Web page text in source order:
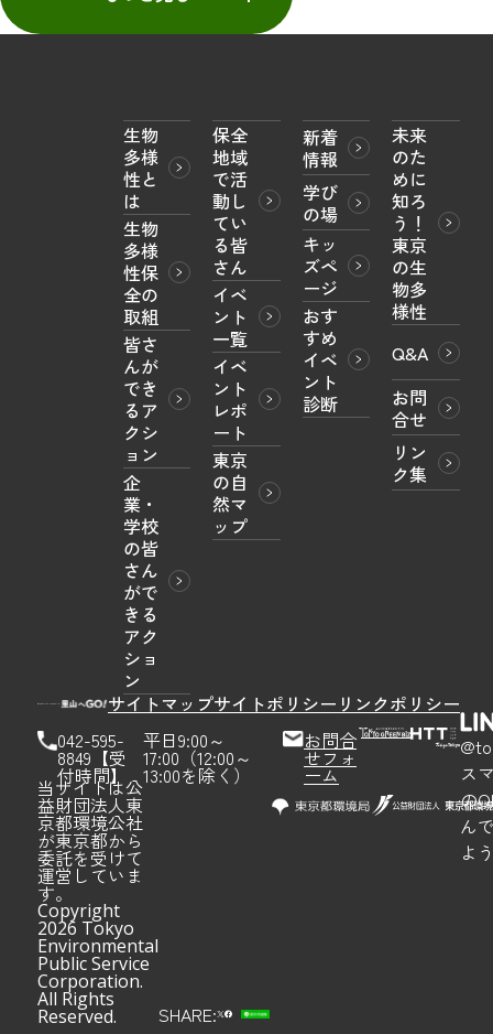
生物
多様
性と
は
生物
多様
性保
全の
取組
皆さ
んが
でき
るア
クシ
ョン
企
業・
学校
の皆
さん
がで
きる
アク
ショ
ン
保全
地域
で活
動し
てい
る皆
さん
イベ
ント
一覧
イベ
ント
レポ
ート
東京
の自
然マ
ップ
新着
情報
学び
の場
キッ
ズペ
ージ
おす
すめ
イベ
ント
診断
未来
のた
めに
知ろ
う！
東京
の生
物多
様性
Q&A
お問
合せ
リン
ク集
サイトマップサイトポリシー リンクポリシー
042-595-
8849【受
付時間】
平日9:00～
17:00（12:00～
13:00を除く）
お問合
せフォ
ーム
当サイトは公
益財団法人東
京都環境公社
が東京都から
委託を受けて
運営していま
す。
Copyright
2026 Tokyo
Environmental
Public Service
Corporation.
All Rights
Reserved. SHARE:
ス
の
ん
よ